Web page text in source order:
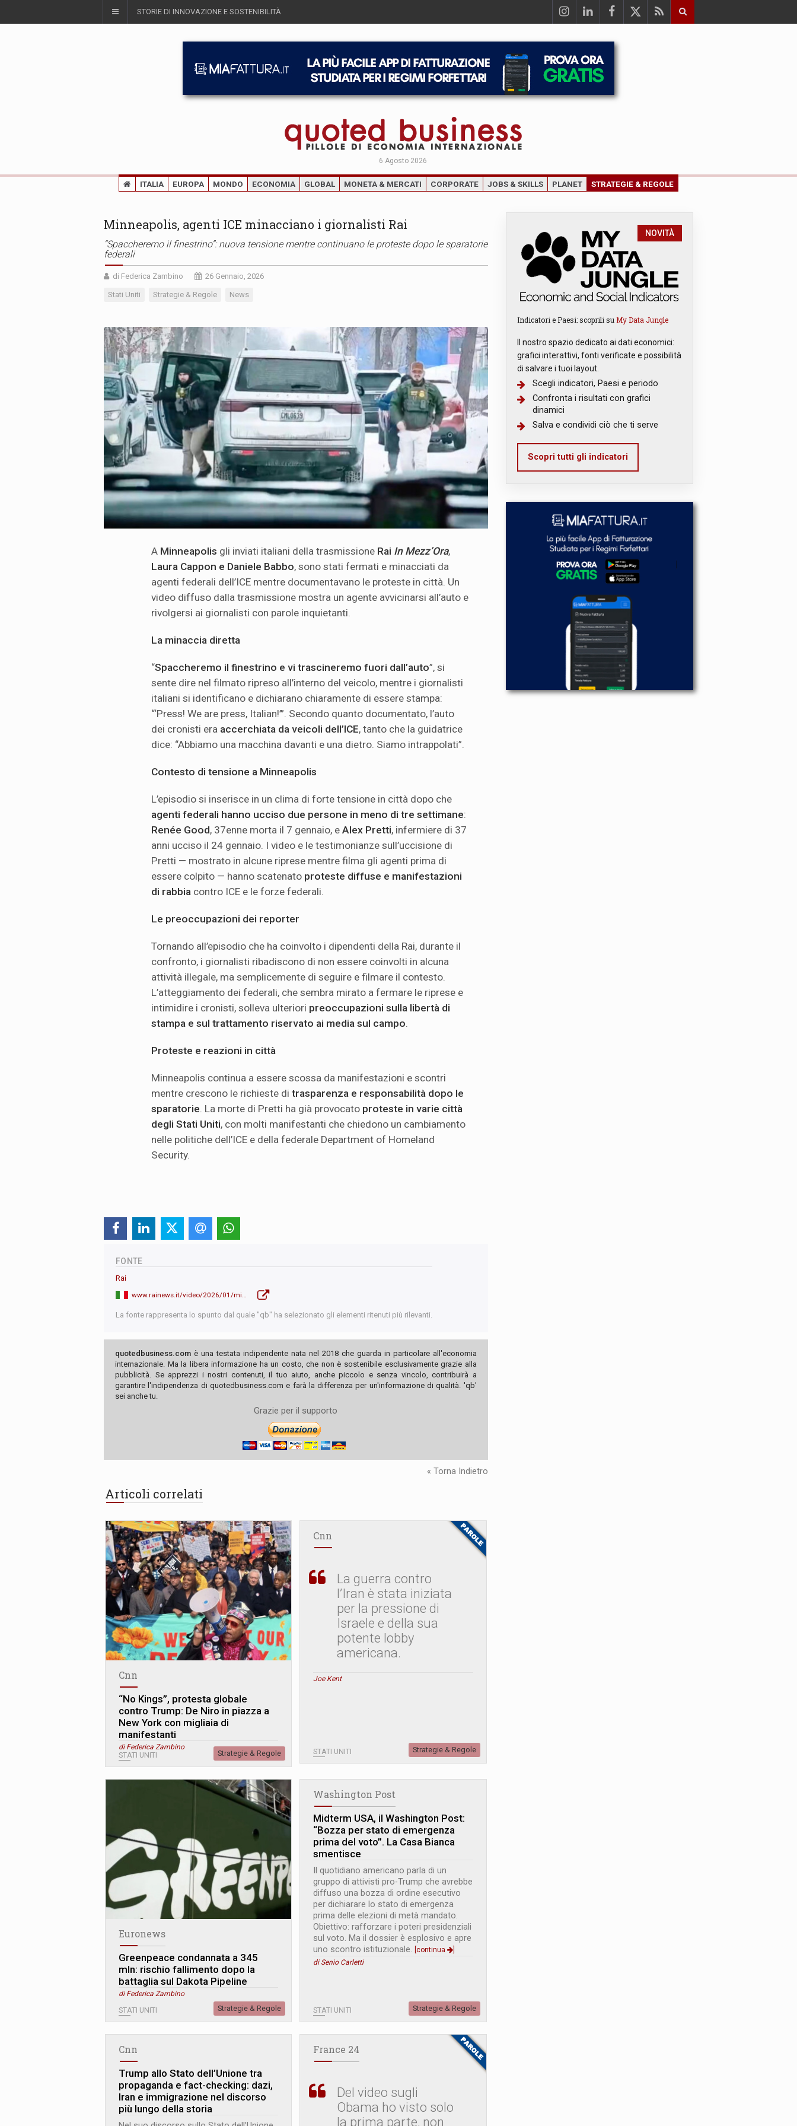
STORIE DI INNOVAZIONE E SOSTENIBILITÀ
6 Agosto 2026
ITALIA EUROPA MONDO ECONOMIA GLOBAL MONETA & MERCATI CORPORATE JOBS & SKILLS PLANET STRATEGIE & REGOLE
Minneapolis, agenti ICE minacciano i giornalisti Rai
“Spaccheremo il finestrino”: nuova tensione mentre continuano le proteste dopo le sparatorie
federali
di Federica Zambino 26 Gennaio, 2026
Stati Uniti Strategie & Regole News
A Minneapolis gli inviati italiani della trasmissione Rai In Mezz’Ora,
Laura Cappon e Daniele Babbo, sono stati fermati e minacciati da
agenti federali dell’ICE mentre documentavano le proteste in città. Un
video diffuso dalla trasmissione mostra un agente avvicinarsi all’auto e
rivolgersi ai giornalisti con parole inquietanti.
La minaccia diretta
“Spaccheremo il finestrino e vi trascineremo fuori dall’auto”, si
sente dire nel filmato ripreso all’interno del veicolo, mentre i giornalisti
italiani si identificano e dichiarano chiaramente di essere stampa:
“‘Press! We are press, Italian!’”. Secondo quanto documentato, l’auto
dei cronisti era accerchiata da veicoli dell’ICE, tanto che la guidatrice
dice: “Abbiamo una macchina davanti e una dietro. Siamo intrappolati”.
Contesto di tensione a Minneapolis
L’episodio si inserisce in un clima di forte tensione in città dopo che
agenti federali hanno ucciso due persone in meno di tre settimane:
Renée Good, 37enne morta il 7 gennaio, e Alex Pretti, infermiere di 37
anni ucciso il 24 gennaio. I video e le testimonianze sull’uccisione di
Pretti — mostrato in alcune riprese mentre filma gli agenti prima di
essere colpito — hanno scatenato proteste diffuse e manifestazioni
di rabbia contro ICE e le forze federali.
Le preoccupazioni dei reporter
Tornando all’episodio che ha coinvolto i dipendenti della Rai, durante il
confronto, i giornalisti ribadiscono di non essere coinvolti in alcuna
attività illegale, ma semplicemente di seguire e filmare il contesto.
L’atteggiamento dei federali, che sembra mirato a fermare le riprese e
intimidire i cronisti, solleva ulteriori preoccupazioni sulla libertà di
stampa e sul trattamento riservato ai media sul campo.
Proteste e reazioni in città
Minneapolis continua a essere scossa da manifestazioni e scontri
mentre crescono le richieste di trasparenza e responsabilità dopo le
sparatorie. La morte di Pretti ha già provocato proteste in varie città
degli Stati Uniti, con molti manifestanti che chiedono un cambiamento
nelle politiche dell’ICE e della federale Department of Homeland
Security.
FONTE
Rai
www.rainews.it/video/2026/01/minneapolis-una-giornata-con-gli-ice-watcher-ecco-cosa-accade-video-a942f761-32b9-4a01-aef9-94ee8743c4b2.html
La fonte rappresenta lo spunto dal quale "qb" ha selezionato gli elementi ritenuti più rilevanti.
quotedbusiness.com è una testata indipendente nata nel 2018 che guarda in particolare all'economia
internazionale. Ma la libera informazione ha un costo, che non è sostenibile esclusivamente grazie alla
pubblicità. Se apprezzi i nostri contenuti, il tuo aiuto, anche piccolo e senza vincolo, contribuirà a
garantire l'indipendenza di quotedbusiness.com e farà la differenza per un'informazione di qualità. 'qb'
sei anche tu.
Grazie per il supporto
« Torna Indietro
Articoli correlati
Cnn
“No Kings”, protesta globale
contro Trump: De Niro in piazza a
New York con migliaia di
manifestanti
di Federica Zambino
STATI UNITI Strategie & Regole
Cnn
La guerra contro
l’Iran è stata iniziata
per la pressione di
Israele e della sua
potente lobby
americana.
Joe Kent
STATI UNITI Strategie & Regole
Euronews
Greenpeace condannata a 345
mln: rischio fallimento dopo la
battaglia sul Dakota Pipeline
di Federica Zambino
STATI UNITI Strategie & Regole
Washington Post
Midterm USA, il Washington Post:
“Bozza per stato di emergenza
prima del voto”. La Casa Bianca
smentisce
Il quotidiano americano parla di un
gruppo di attivisti pro-Trump che avrebbe
diffuso una bozza di ordine esecutivo
per dichiarare lo stato di emergenza
prima delle elezioni di metà mandato.
Obiettivo: rafforzare i poteri presidenziali
sul voto. Ma il dossier è esplosivo e apre
uno scontro istituzionale. [continua
di Senio Carletti
STATI UNITI Strategie & Regole
Cnn
Trump allo Stato dell’Unione tra
propaganda e fact-checking: dazi,
Iran e immigrazione nel discorso
più lungo della storia
France 24
Del video sugli
Obama ho visto solo
la prima parte, non
NOVITÀ
Indicatori e Paesi: scoprili su My Data Jungle
Il nostro spazio dedicato ai dati economici:
grafici interattivi, fonti verificate e possibilità
di salvare i tuoi layout.
Scegli indicatori, Paesi e periodo
Confronta i risultati con grafici
dinamici
Salva e condividi ciò che ti serve
Scopri tutti gli indicatori